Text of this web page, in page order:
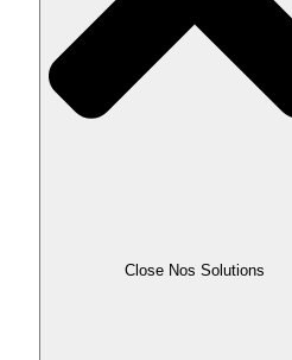
Close Nos Solutions